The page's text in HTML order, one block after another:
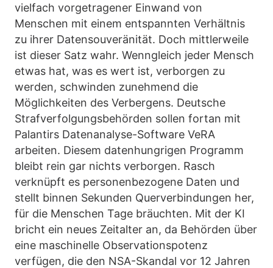
vielfach vorgetragener Einwand von
Menschen mit einem entspannten Verhältnis
zu ihrer Datensouveränität. Doch mittlerweile
ist dieser Satz wahr. Wenngleich jeder Mensch
etwas hat, was es wert ist, verborgen zu
werden, schwinden zunehmend die
Möglichkeiten des Verbergens. Deutsche
Strafverfolgungsbehörden sollen fortan mit
Palantirs Datenanalyse-Software VeRA
arbeiten. Diesem datenhungrigen Programm
bleibt rein gar nichts verborgen. Rasch
verknüpft es personenbezogene Daten und
stellt binnen Sekunden Querverbindungen her,
für die Menschen Tage bräuchten. Mit der KI
bricht ein neues Zeitalter an, da Behörden über
eine maschinelle Observationspotenz
verfügen, die den NSA-Skandal vor 12 Jahren